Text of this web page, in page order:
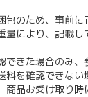
のため、事前に
量により、記載
できた場合のみ
料を確認できな
商品お受け取り